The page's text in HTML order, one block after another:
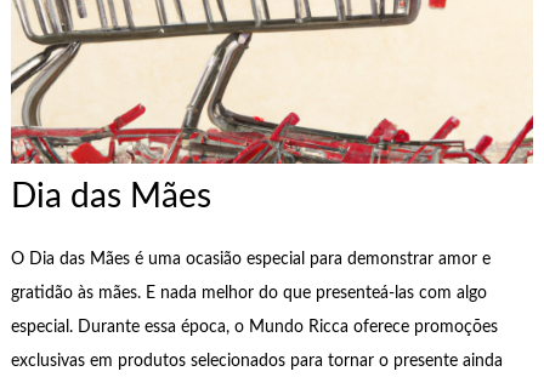
Dia das Mães
O Dia das Mães é uma ocasião especial para demonstrar amor e
gratidão às mães. E nada melhor do que presenteá-las com algo
especial. Durante essa época, o Mundo Ricca oferece promoções
exclusivas em produtos selecionados para tornar o presente ainda